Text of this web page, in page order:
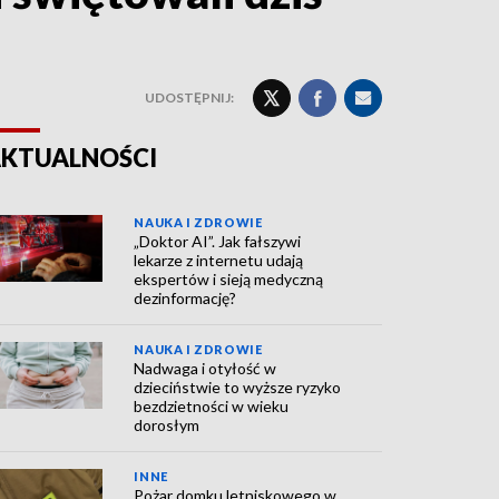
UDOSTĘPNIJ:
NAUKA I ZDROWIE
„Doktor AI”. Jak fałszywi
lekarze z internetu udają
ekspertów i sieją medyczną
dezinformację?
NAUKA I ZDROWIE
Nadwaga i otyłość w
dzieciństwie to wyższe ryzyko
bezdzietności w wieku
dorosłym
INNE
Pożar domku letniskowego w